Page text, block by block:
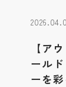
【ア
ール
ーを